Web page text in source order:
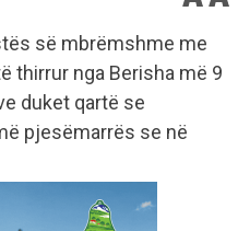
së mbrëmshme me
thirrur nga Berisha më 9
duket qartë se
pjesëmarrës se në